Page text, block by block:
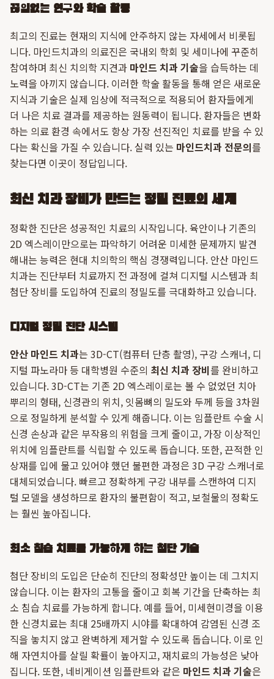
끊임없는 연구와 학술 활동
최고의 진료는 현재의 지식에 안주하지 않는 자세에서 비롯됩
니다. 마인드치과의 의료진은 국내외 학회 및 세미나에 꾸준히
참여하며 최신 치의학 지견과 마인드 치과 기술을 습득하는 데
노력을 아끼지 않습니다. 이러한 학술 활동을 통해 얻은 새로운
지식과 기술은 실제 임상에 적극적으로 적용되어 환자들에게
더 나은 치료 결과를 제공하는 원동력이 됩니다. 환자들은 변화
하는 의료 환경 속에서도 항상 가장 선진적인 치료를 받을 수 있
다는 확신을 가질 수 있습니다. 실력 있는 마인드치과 전문의를
찾는다면 이곳이 정답입니다.
최신 치과 장비가 만드는 정밀 진료의 세계
정확한 진단은 성공적인 치료의 시작입니다. 육안이나 기존의
2D 엑스레이만으로는 파악하기 어려운 미세한 문제까지 발견
해내는 능력은 현대 치의학의 핵심 경쟁력입니다. 안산 마인드
치과는 진단부터 치료까지 전 과정에 걸쳐 디지털 시스템과 최
첨단 장비를 도입하여 진료의 정밀도를 극대화하고 있습니다.
디지털 정밀 진단 시스템
안산 마인드 치과는 3D-CT(컴퓨터 단층 촬영), 구강 스캐너, 디
지털 파노라마 등 대학병원 수준의 최신 치과 장비를 완비하고
있습니다. 3D-CT는 기존 2D 엑스레이로는 볼 수 없었던 치아
뿌리의 형태, 신경관의 위치, 잇몸뼈의 밀도와 두께 등을 3차원
으로 정밀하게 분석할 수 있게 해줍니다. 이는 임플란트 수술 시
신경 손상과 같은 부작용의 위험을 크게 줄이고, 가장 이상적인
위치에 임플란트를 식립할 수 있도록 돕습니다. 또한, 끈적한 인
상재를 입에 물고 있어야 했던 불편한 과정은 3D 구강 스캐너로
대체되었습니다. 빠르고 정확하게 구강 내부를 스캔하여 디지
털 모델을 생성하므로 환자의 불편함이 적고, 보철물의 정확도
는 훨씬 높아집니다.
최소 침습 치료를 가능하게 하는 첨단 기술
첨단 장비의 도입은 단순히 진단의 정확성만 높이는 데 그치지
않습니다. 이는 환자의 고통을 줄이고 회복 기간을 단축하는 최
소 침습 치료를 가능하게 합니다. 예를 들어, 미세현미경을 이용
한 신경치료는 최대 25배까지 시야를 확대하여 감염된 신경 조
직을 놓치지 않고 완벽하게 제거할 수 있도록 돕습니다. 이로 인
해 자연치아를 살릴 확률이 높아지고, 재치료의 가능성은 낮아
집니다. 또한, 네비게이션 임플란트와 같은 마인드 치과 기술은